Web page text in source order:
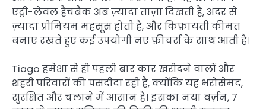
एंट्री-लेवल हैचबैक अब ज़्यादा ताज़ा दिखती है, अंदर से
ज़्यादा प्रीमियम महसूस होती है, और किफ़ायती कीमत
बनाए रखते हुए कई उपयोगी नए फ़ीचर्स के साथ आती है।
Tiago हमेशा से ही पहली बार कार खरीदने वालों और
शहरी परिवारों की पसंदीदा रही है, क्योंकि यह भरोसेमंद,
सुरक्षित और चलाने में आसान है। इसका नया वर्ज़न, 7